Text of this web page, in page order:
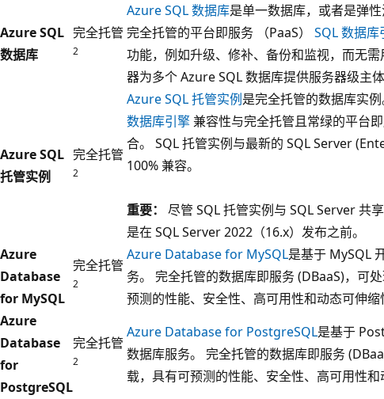
Azure SQL
数据库
完全托管
2
Azure SQL 数据库是单一数据库，或者是弹
完全托管的平台即服务 （PaaS） SQL 数据库
功能，例如升级、修补、备份和监视，而无
器为多个 Azure SQL 数据库提供服务器级主体
Azure SQL
托管实例
完全托管
2
Azure SQL 托管实例是完全托管的数据库实
数据库引擎兼容性与完全托管且常绿的平台
合。 SQL 托管实例与最新的 SQL Server
100% 兼容。
重要： 尽管 SQL 托管实例与 SQL Server 共
是在 SQL Server 2022（16.x）发布之前。
Azure
Database
for MySQL
完全托管
2
Azure Database for MySQL是基于 MySQL
务。 完全托管的数据库即服务 (DBaaS)，可
预测的性能、安全性、高可用性和动态可伸缩
Azure
Database
for
PostgreSQL
完全托管
2
Azure Database for PostgreSQL是基于
数据库服务。 完全托管的数据库即服务
载，具有可预测的性能、安全性、高可用性和